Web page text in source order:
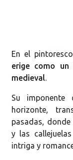
En el
erige como
medieval.
Su imponente
horizonte,
pasadas,
y las
intriga y